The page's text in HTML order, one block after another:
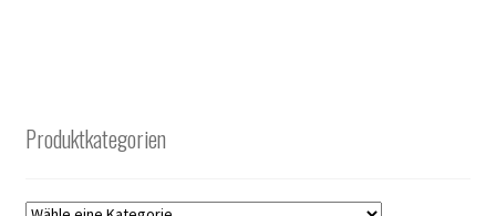
Produktkategorien